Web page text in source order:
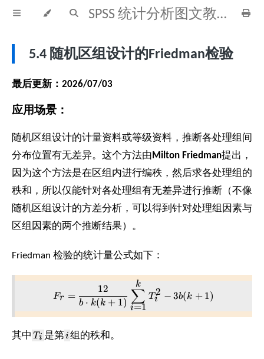
SPSS 统计分析图文教程
5.4 随机区组设计的Friedman检验
最后更新：2026/07/03
应用场景：
随机区组设计的计量资料或等级资料，推断各处理组间
分布位置有无差异。这个方法由 Milton Friedman提出，
因为这个方法是在区组内进行编秩，然后求各处理组的
秩和，所以仅能针对各处理组有无差异进行推断（不像
随机区组设计的方差分析，可以得到针对处理组因素与
区组因素的两个推断结果）。
Friedman 检验的统计量公式如下：
F_r = \frac{12}{b \cdot
Fr =
b ⋅ k(k + 1)
12
i=1
∑
k
Ti
2 − 3b(k + 1)
其中 T_i
Ti 是第 i
i 组的秩和。